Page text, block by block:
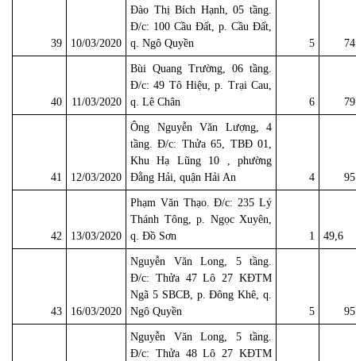
39 10/03/2020
Đào Thị Bích Hạnh, 05 tầng.
Đ/c: 100 Cầu Đất, p. Cầu Đất,
q. Ngô Quyền
5 74
40 11/03/2020
Bùi Quang Trường, 06 tầng.
Đ/c: 49 Tô Hiệu, p. Trại Cau,
q. Lê Chân
6 79
41 12/03/2020
Ông Nguyễn Văn Lượng, 4
tầng. Đ/c: Thửa 65, TBĐ 01,
Khu Hạ Lũng 10 , phường
Đằng Hải, quận Hải An
4 95
42 13/03/2020
Phạm Văn Thạo. Đ/c: 235 Lý
Thánh Tông, p. Ngọc Xuyên,
q. Đồ Sơn
1 49,6
43 16/03/2020
Nguyễn Văn Long, 5 tầng.
Đ/c: Thửa 47 Lô 27 KĐTM
Ngã 5 SBCB, p. Đông Khê, q.
Ngô Quyền
5 95
Nguyễn Văn Long, 5 tầng.
Đ/c: Thửa 48 Lô 27 KĐTM